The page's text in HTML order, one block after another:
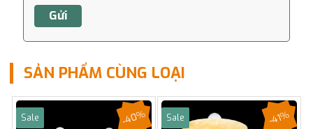
SẢN PHẨM CÙNG LOẠI
Sale -40% Sale -41%